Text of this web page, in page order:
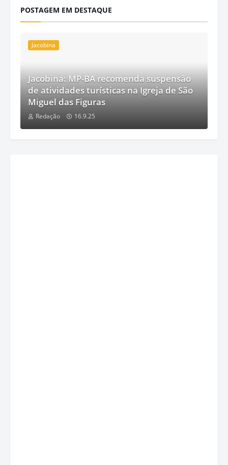
POSTAGEM EM DESTAQUE
Jacobina
Jacobina: MP-BA recomenda suspensão
de atividades turísticas na Igreja de São
Miguel das Figuras
Redação 16.9.25